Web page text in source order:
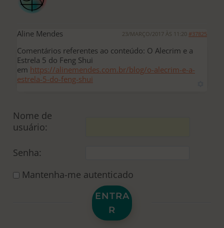
Aline Mendes 23/MARÇO/2017 ÀS 11:20 #37825
Comentários referentes ao conteúdo: O Alecrim e a
Estrela 5 do Feng Shui
em https://alinemendes.com.br/blog/o-alecrim-e-a-
estrela-5-do-feng-shui
Nome de
usuário:
Senha:
Mantenha-me autenticado
ENTRA
R